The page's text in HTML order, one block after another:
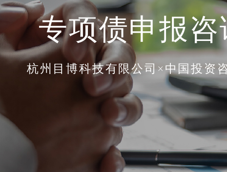
专项债申报咨
杭州目博科技有限公司×中国投资